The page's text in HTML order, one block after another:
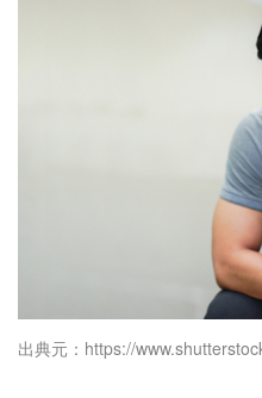
出典元：https://